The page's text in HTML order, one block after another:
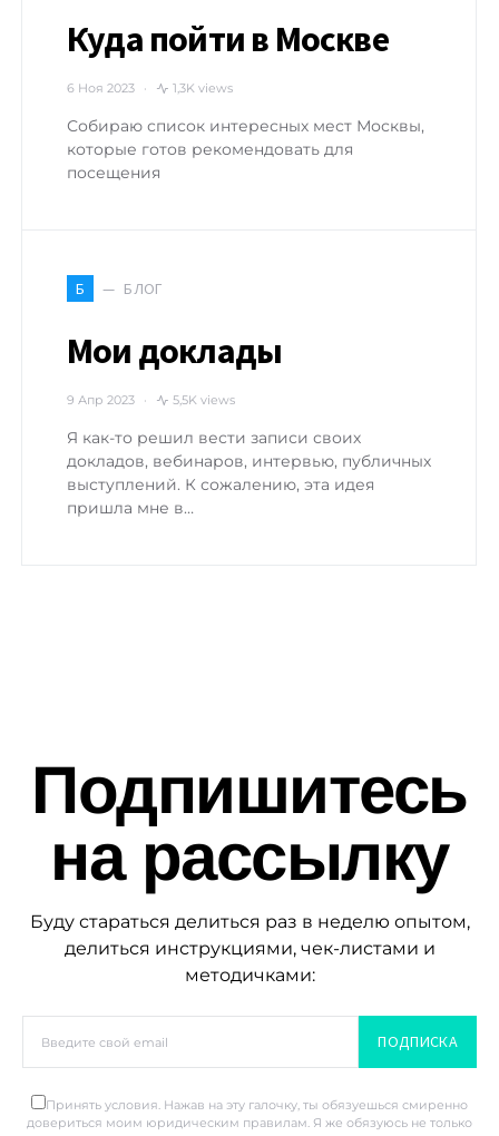
Куда пойти в Москве
6 Ноя 2023 1,3K views
Собираю список интересных мест Москвы,
которые готов рекомендовать для
посещения
Б БЛОГ
Мои доклады
9 Апр 2023 5,5K views
Я как-то решил вести записи своих
докладов, вебинаров, интервью, публичных
выступлений. К сожалению, эта идея
пришла мне в…
Подпишитесь
на рассылку
Буду стараться делиться раз в неделю опытом,
делиться инструкциями, чек-листами и
методичками:
ПОДПИСКА
Принять условия. Нажав на эту галочку, ты обязуешься смиренно
довериться моим юридическим правилам. Я же обязуюсь не только